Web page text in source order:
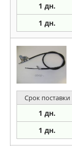
1 дн.
1 дн.
Срок поставки
1 дн.
1 дн.